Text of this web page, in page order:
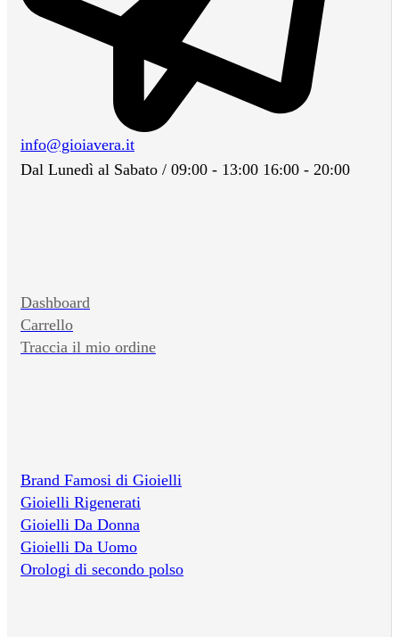
info@gioiavera.it
Dal Lunedì al Sabato / 09:00 - 13:00 16:00 - 20:00
Dashboard
Carrello
Traccia il mio ordine
Brand Famosi di Gioielli
Gioielli Rigenerati
Gioielli Da Donna
Gioielli Da Uomo
Orologi di secondo polso